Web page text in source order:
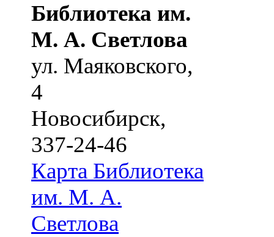
Библиотека им.
М. А. Светлова
ул. Маяковского,
4
Новосибирск,
337-24-46
Карта Библиотека
им. М. А.
Светлова